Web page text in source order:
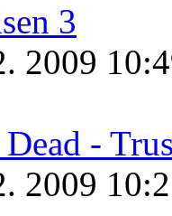
3
2009
-
2009